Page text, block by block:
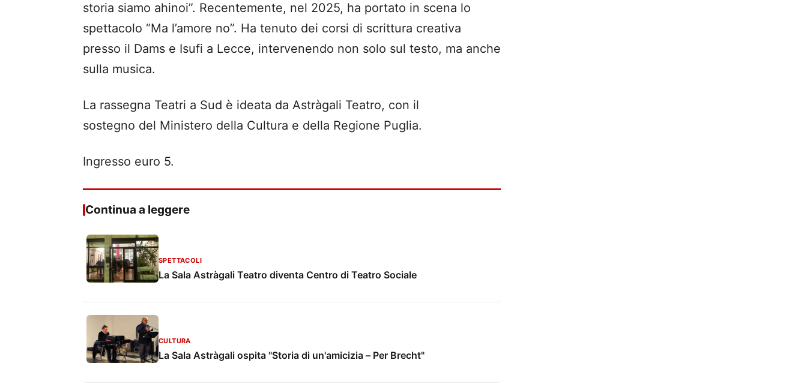
storia siamo ahinoi”. Recentemente, nel 2025, ha portato in scena lo
spettacolo “Ma l’amore no”. Ha tenuto dei corsi di scrittura creativa
presso il Dams e Isufi a Lecce, intervenendo non solo sul testo, ma anche
sulla musica.
La rassegna Teatri a Sud è ideata da Astràgali Teatro, con il
sostegno del Ministero della Cultura e della Regione Puglia.
Ingresso euro 5.
Continua a leggere
SPETTACOLI
La Sala Astràgali Teatro diventa Centro di Teatro Sociale
CULTURA
La Sala Astràgali ospita "Storia di un'amicizia – Per Brecht"